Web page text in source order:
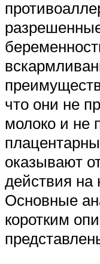
что они не
молоко и не
оказывают
действия на
Основные
коротким